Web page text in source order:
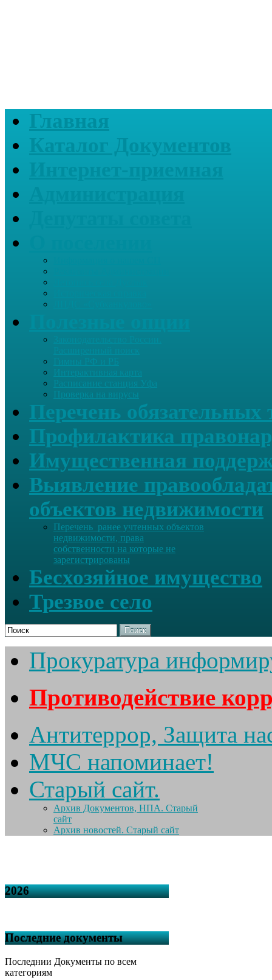
Главная
Каталог Документов
Интерактивная карта
Расписание станция Уфа
Проверка на вирусы
Перечень обязательных
Профилактика
Имущественная
Выявление
объектов недвижимости
Перечень ранее учтенных объектов
недвижимости, права
собственности на которые не
зарегистрированы
Бесхозяйное имущество
Трезвое село
Поиск
Прокуратура
Противодействие
Антитеррор, Защита
МЧС напоминает!
Старый сайт.
Архив Документов, НПА. Старый
сайт
Архив новостей. Старый сайт
2026
Последние документы
Последнии Документы по всем
категориям